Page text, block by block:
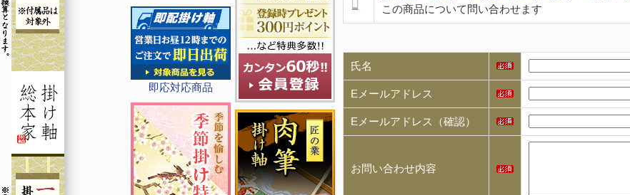
即応対応商品
この商品について問い合わせます
氏名
Eメールアドレス
Eメールアドレス（確認）
お問い合わせ内容